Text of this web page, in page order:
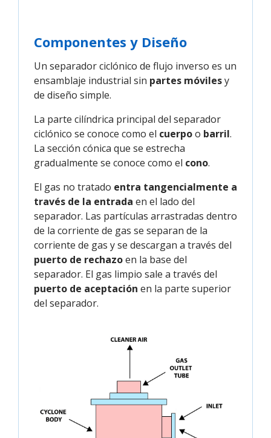
Componentes y Diseño
Un separador ciclónico de flujo inverso es un
ensamblaje industrial sin partes móvilesy
de diseño simple.
La parte cilíndrica principal del separador
ciclónico se conoce como el cuerpoo barril.
La sección cónica que se estrecha
gradualmente se conoce como el cono.
El gas no tratado entra tangencialmente a
través de la entrada en el lado del
separador. Las partículas arrastradas dentro
de la corriente de gas se separan de la
corriente de gas y se descargan a través del
puerto de rechazoen la base del
separador. El gas limpio sale a través del
puerto de aceptación en la parte superior
del separador.